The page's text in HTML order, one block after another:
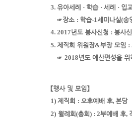
3. 유아세례 · 학습 · 세례 · 입
☞장소 : 학습-1세미나실(송
4. 2017년도 봉사신청 : 봉사
5. 제직회 위원장&부장 모임 :
☞ 2018년도 예산편성을
【행사 및 모임】
1) 제직회 : 오후예배 후, 본당
2) 월례회(총회) : 2부예배 후,